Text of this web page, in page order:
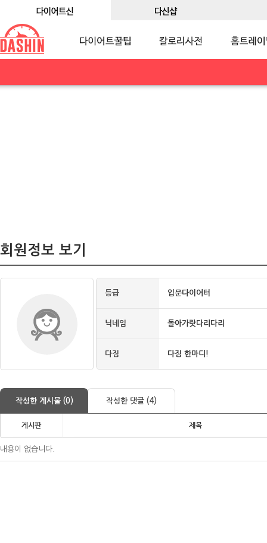
회원정보 보기
등급 입문다이어터
닉네임 돌아가랏다리다리
다짐 다짐 한마디!
작성한 게시물 (0) 작성한 댓글 (4)
게시판 제목
내용이 없습니다.